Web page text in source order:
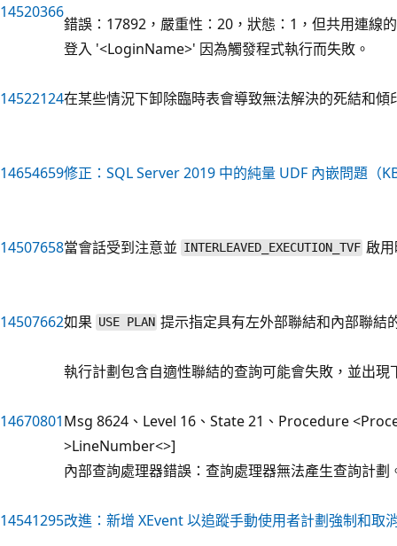
14520366
錯誤：17892，嚴重性：20，狀態：1，但共用連線
登入 '<LoginName>' 因為觸發程式執行而失敗。
14522124在某些情況下卸除臨時表會導致無法解決的死結和傾
14654659修正：SQL Server 2019 中的純量 UDF 內嵌問題（
14507658當會話受到注意並 INTERLEAVED_EXECUTION_TVF 啟
14507662如果 USE PLAN 提示指定具有左外部聯結和內部聯結
14670801
執行計劃包含自適性聯結的查詢可能會失敗，並出現
Msg 8624、Level 16、State 21、Procedure
>LineNumber<>]
內部查詢處理器錯誤：查詢處理器無法產生查詢計
14541295改進：新增 XEvent 以追蹤手動使用者計劃強制和取